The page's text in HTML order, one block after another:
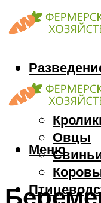
Козы
Кони
Овцы
Меню